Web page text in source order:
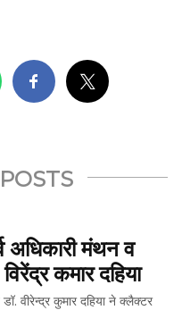
अधिकारी मंथन व
कमार दहिया
वीरेन्द्र कुमार दहिया ने क्लैक्टर